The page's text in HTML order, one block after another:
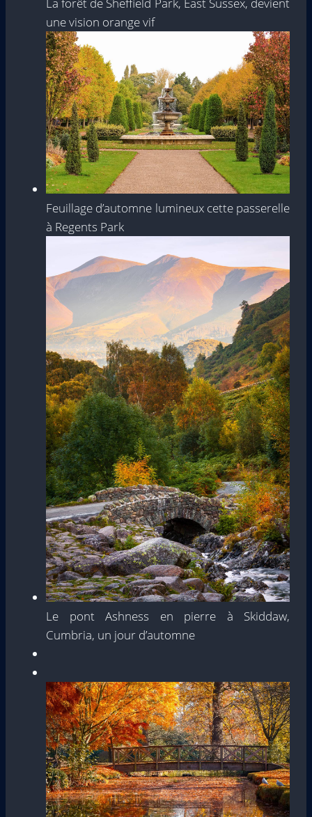
une vision orange vif
Feuillage d’automne lumineux cette passerelle
à Regents Park
Le pont Ashness en pierre à Skiddaw,
Cumbria, un jour d’automne